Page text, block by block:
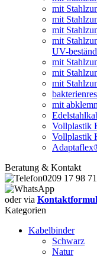
mit
mit
mit
mit
UV-
mit
mit
mit
mit
Vollplastik
Vollplastik
Beratung & Kontakt
0209 17 98
oder via
Kategorien
Kabelbinder
Schwarz
Natur